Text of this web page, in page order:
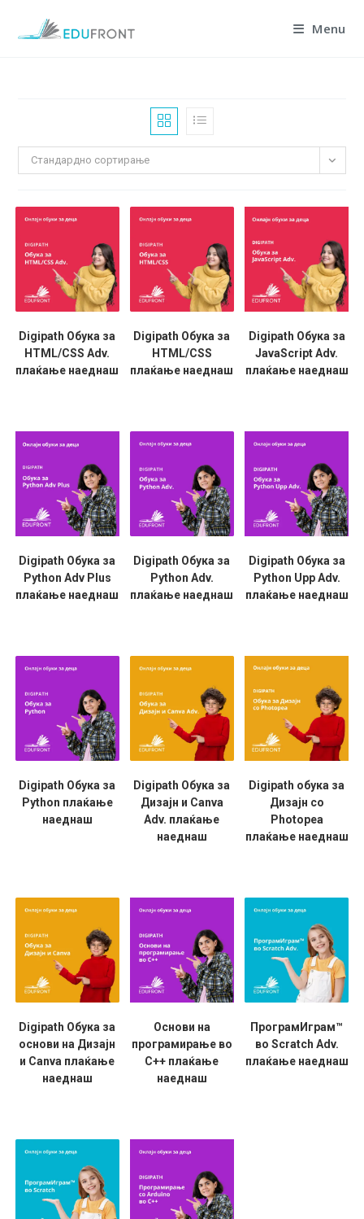
Menu
Стандардно сортирање
Digipath Обука за
HTML/CSS Adv.
плаќање наеднаш
Digipath Обука за
HTML/CSS
плаќање наеднаш
Digipath Обука за
JavaScript Adv.
плаќање наеднаш
Digipath Обука за
Python Adv Plus
плаќање наеднаш
Digipath Обука за
Python Adv.
плаќање наеднаш
Digipath Обука за
Python Upp Adv.
плаќање наеднаш
Digipath Обука за
Python плаќање
наеднаш
Digipath Обука за
Дизајн и Canva
Adv. плаќање
наеднаш
Digipath обука за
Дизајн со
Photopea
плаќање наеднаш
Digipath Обука за
основи на Дизајн
и Canva плаќање
наеднаш
Основи на
програмирање во
C++ плаќање
наеднаш
ПрограмИграм™
во Scratch Adv.
плаќање наеднаш